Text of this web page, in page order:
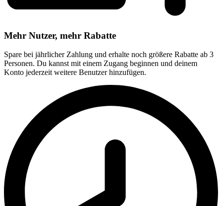
Mehr Nutzer, mehr Rabatte
Spare bei jährlicher Zahlung und erhalte noch größere Rabatte ab 3
Personen. Du kannst mit einem Zugang beginnen und deinem
Konto jederzeit weitere Benutzer hinzufügen.